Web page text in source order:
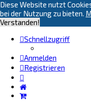
Diese Website nutzt
bei der Nutzung zu bieten.
Verstanden!
Schnellzugriff
Anmelden
Registrieren